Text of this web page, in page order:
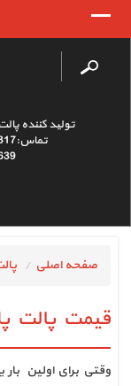
تولید کننده
صفحه اصلی
قیمت پالت
وقتی برای اولین